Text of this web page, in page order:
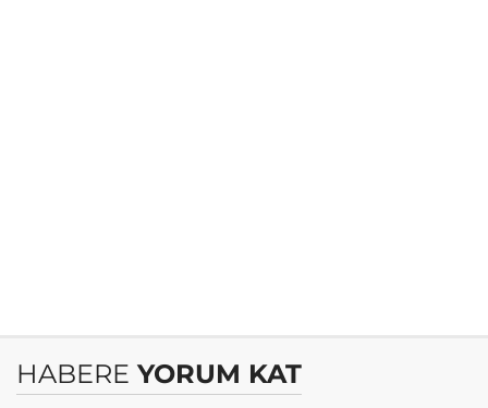
HABERE YORUM KAT